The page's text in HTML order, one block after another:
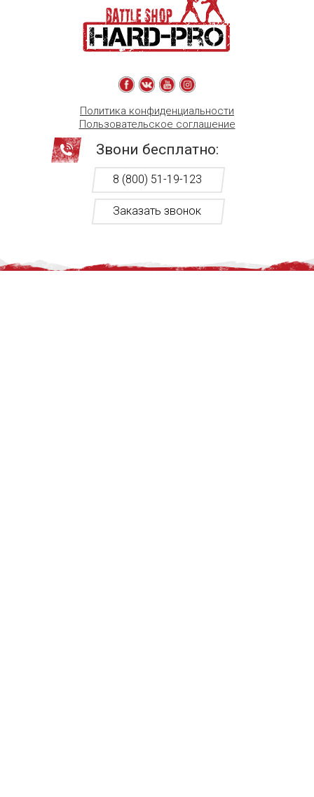
Политика конфиденциальности
Пользовательское соглашение
Звони бесплатно:
8 (800) 51-19-123
Заказать звонок